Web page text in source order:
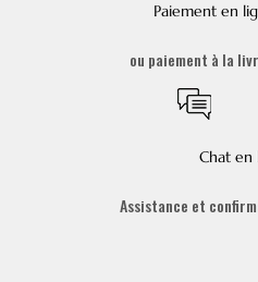
Paiement en
ou paiement à la
Chat en
Assistance et